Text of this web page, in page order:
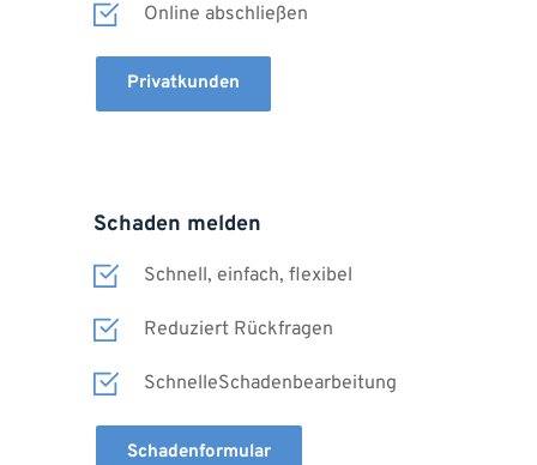
Online abschließen
Privatkunden
Schaden melden
Schnell, einfach, flexibel
Reduziert Rückfragen
SchnelleSchadenbearbeitung
Schadenformular